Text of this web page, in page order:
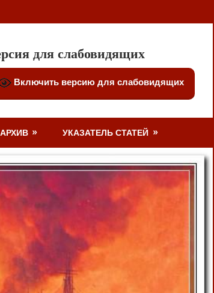
для слабовидящих
Включить версию для слабовидящих
АРХИВ УКАЗАТЕЛЬ СТАТЕЙ